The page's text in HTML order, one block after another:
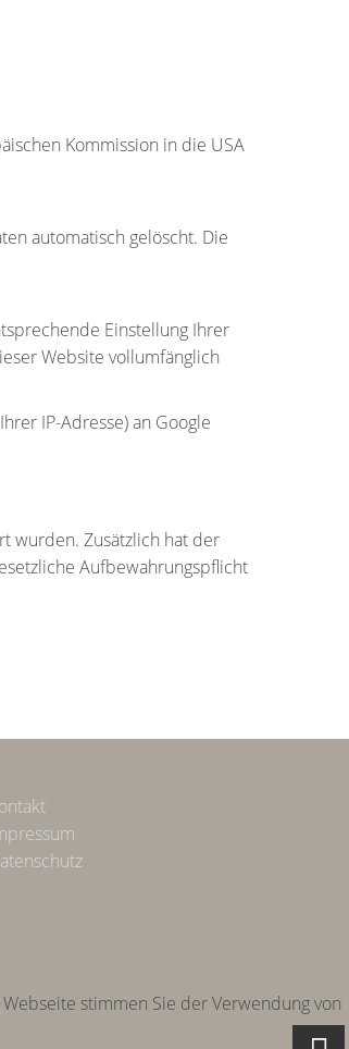
Kommission in die USA
automatisch gelöscht. Die
Einstellung Ihrer
Website vollumfänglich
IP-Adresse) an Google
wurden. Zusätzlich hat der
Aufbewahrungspflicht
stimmen Sie der Verwendung von